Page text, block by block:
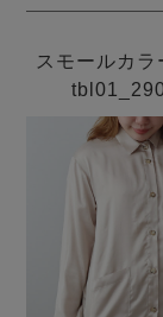
スモールカ